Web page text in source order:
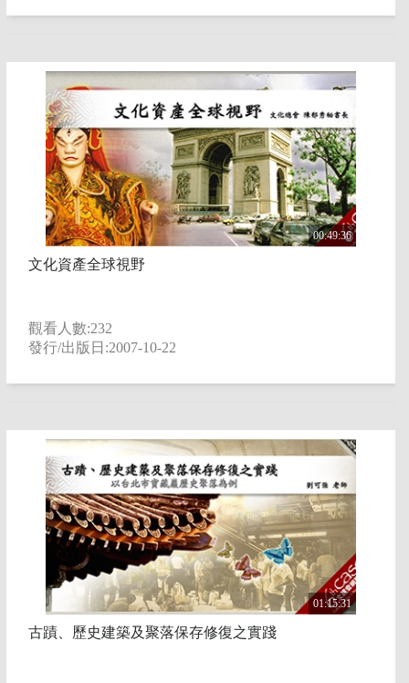
00:49:36
文化資產全球視野
觀看人數:232
發行/出版日:2007-10-22
01:15:31
古蹟、歷史建築及聚落保存修復之實踐